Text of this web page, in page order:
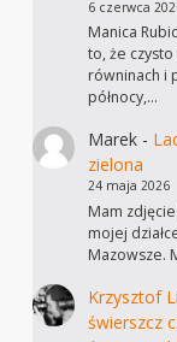
6 czerwca
Manica
to, że
równinach i
północy,…
Marek-
zielona
24 maja 2026
Mam
mojej
Mazowsze.
Krzysztof
świerszcz